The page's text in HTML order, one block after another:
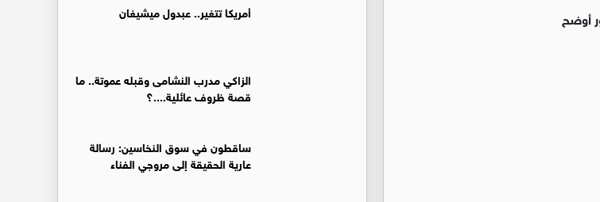
أمريكا تتغير.. عبدول ميشيغان
الزاكي مدرب النشامى وقبله عموتة.. ما
قصة ظروف عائلية....؟
ساقطون في سوق النخاسين: رسالة
عارية الحقيقة إلى مروجي الفناء